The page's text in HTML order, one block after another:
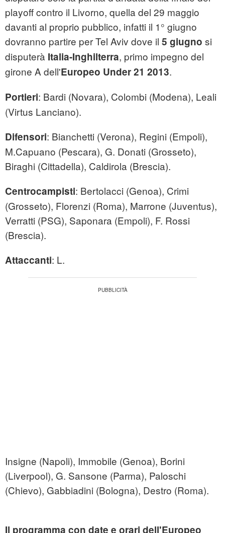
playoff contro il Livorno, quella del 29 maggio
davanti al proprio pubblico, infatti il 1° giugno
dovranno partire per Tel Aviv dove il 5 giugno si
disputerà Italia-Inghilterra, primo impegno del
girone A dell'Europeo Under 21 2013.
Portieri: Bardi (Novara), Colombi (Modena), Leali
(Virtus Lanciano).
Difensori: Bianchetti (Verona), Regini (Empoli),
M.Capuano (Pescara), G. Donati (Grosseto),
Biraghi (Cittadella), Caldirola (Brescia).
Centrocampisti: Bertolacci (Genoa), Crimi
(Grosseto), Florenzi (Roma), Marrone (Juventus),
Verratti (PSG), Saponara (Empoli), F. Rossi
(Brescia).
Attaccanti: L.
Insigne (Napoli), Immobile (Genoa), Borini
(Liverpool), G. Sansone (Parma), Paloschi
(Chievo), Gabbiadini (Bologna), Destro (Roma).
Il programma con date e orari dell'Europeo